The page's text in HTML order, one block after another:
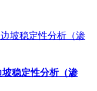
坡稳定性分析（渗